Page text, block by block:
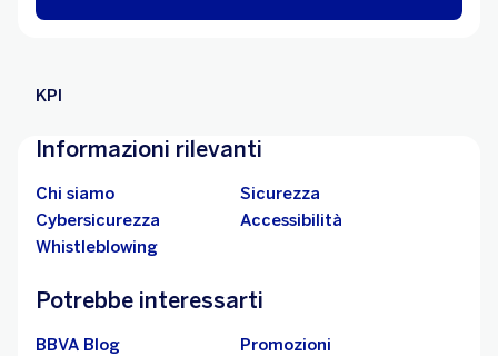
KPI
Informazioni rilevanti
Chi siamo
Sicurezza
Cybersicurezza
Accessibilità
Whistleblowing
Potrebbe interessarti
BBVA Blog
Promozioni